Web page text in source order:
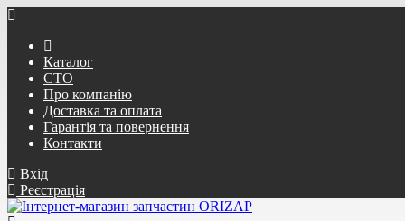
Каталог
СТО
Про компанію
Доставка та оплата
Гарантія та повернення
Контакти
Вхід
Реєстрація